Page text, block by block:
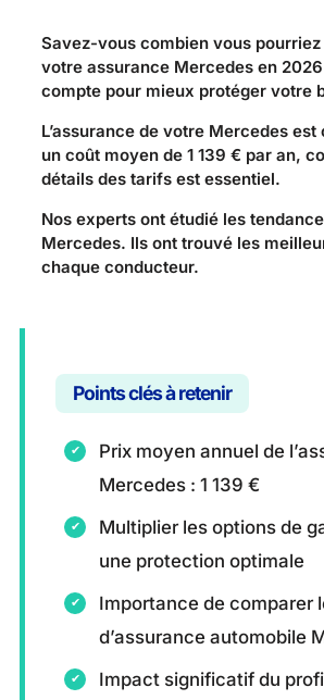
Savez-vous combien vous
votre assurance Mercedes en
compte pour mieux protéger votre
L’assurance de votre Mercedes
un coût moyen de 1 139 € par an,
détails des tarifs est essentiel.
Nos experts ont étudié les
Mercedes. Ils ont trouvé les
chaque conducteur.
Points clés à retenir
Prix moyen annuel de
Mercedes : 1 139 €
Multiplier les options de
une protection optimale
Importance de comparer
d’assurance automobile
Impact significatif du